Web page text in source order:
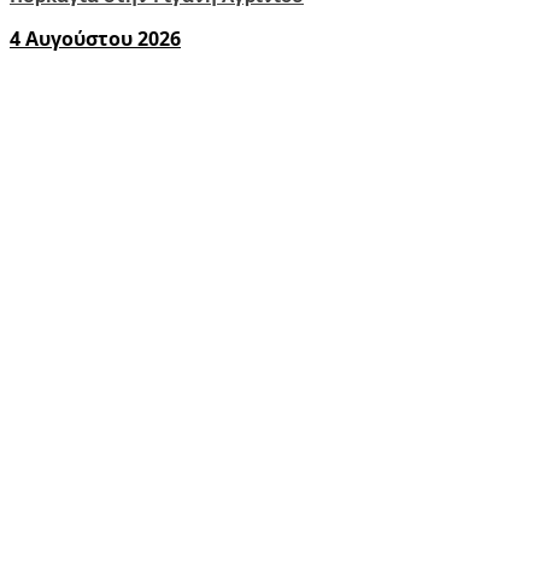
4 Αυγούστου 2026